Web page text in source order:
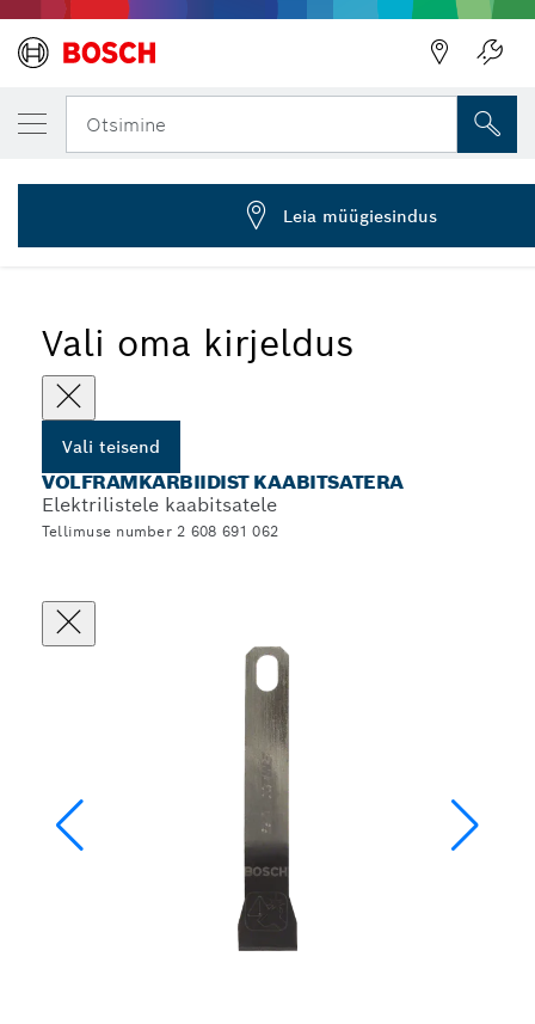
Otsimine
... Kaabitsaterad SM 20 HMS
Vali oma kirjeldus
Vali teisend
VOLFRAMKARBIIDIST KAABITSATERA
Elektrilistele kaabitsatele
Tellimuse number 2 608 691 062
SINU VALITUD TEISEND
Kaabits SM 20 HMS
2 608 691 062
Leia müügiesindus